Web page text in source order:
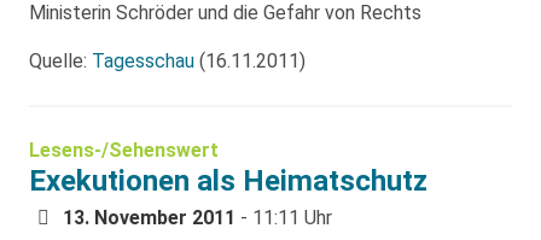
Ministerin Schröder und die Gefahr von Rechts
Quelle: Tagesschau (16.11.2011)
Lesens-/Sehenswert
Exekutionen als Heimatschutz
13. November 2011 - 11:11 Uhr